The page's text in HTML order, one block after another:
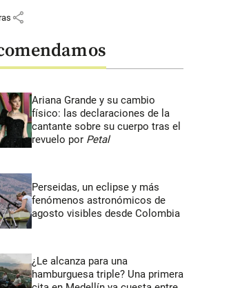
share
Ariana Grande y su cambio
físico: las declaraciones de la
cantante sobre su cuerpo tras el
revuelo por Petal
Perseidas, un eclipse y más
fenómenos astronómicos de
agosto visibles desde Colombia
¿Le alcanza para una
hamburguesa triple? Una primera